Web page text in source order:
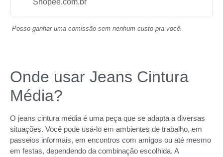
Shopee.com.br
Posso ganhar uma comissão sem nenhum custo pra você.
Onde usar Jeans Cintura
Média?
O jeans cintura média é uma peça que se adapta a diversas
situações. Você pode usá-lo em ambientes de trabalho, em
passeios informais, em encontros com amigos ou até mesmo
em festas, dependendo da combinação escolhida. A